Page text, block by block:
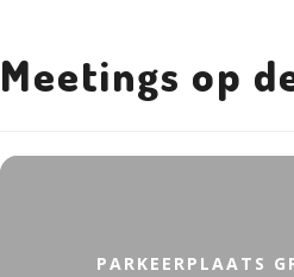
Meetings op
PARKEERPLAATS